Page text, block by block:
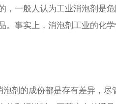
，一般人认为工业消泡剂是
。事实上，消泡剂工业的化
剂的成份都是存有差异，尽